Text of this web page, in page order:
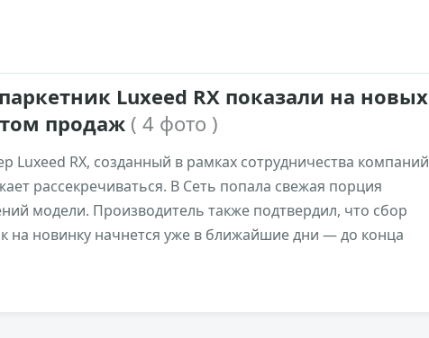
Luxeed RX показали на новых
продаж ( 4 фото )
Luxeed RX, созданный в рамках сотрудничества компаний
рассекречиваться. В Сеть попала свежая порция
модели. Производитель также подтвердил, что сбор
на новинку начнется уже в ближайшие дни — до конца